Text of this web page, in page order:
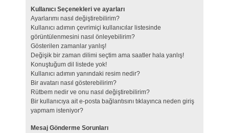
Kullanıcı Seçenekleri ve ayarları
Ayarlarımı nasıl değiştirebilirim?
Kullanıcı adımın çevrimiçi kullanıcılar listesinde
görüntülenmesini nasıl önleyebilirim?
Gösterilen zamanlar yanlış!
Değişik bir zaman dilimi seçtim ama saatler hala yanlış!
Konuştuğum dil listede yok!
Kullanıcı adımın yanındaki resim nedir?
Bir avatarı nasıl gösterebilirim?
Rütbem nedir ve onu nasıl değiştirebilirim?
Bir kullanıcıya ait e-posta bağlantısını tıklayınca neden giriş
yapmam isteniyor?
Mesaj Gönderme Sorunları